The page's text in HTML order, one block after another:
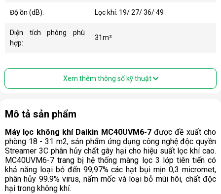
Độ ồn (dB): Lọc khí: 19/ 27/ 36/ 49
Diện tích phòng phù
hợp:
31m²
Xem thêm thông số kỹ thuật
Mô tả sản phẩm
Máy lọc không khí Daikin MC40UVM6-7được đề xuất cho
phòng 18 - 31 m2, sản phẩm ứng dụng công nghệ độc quyền
Streamer 3C phân hủy chất gây hại cho hiệu suất lọc khí cao.
MC40UVM6-7 trang bị hệ thống màng lọc 3 lớp tiên tiến có
khả năng loại bỏ đến 99,97% các hạt bụi mịn 0,3 micromet,
phân hủy 99.9% virus, nấm mốc và loại bỏ mùi hôi, chất độc
hại trong không khí.